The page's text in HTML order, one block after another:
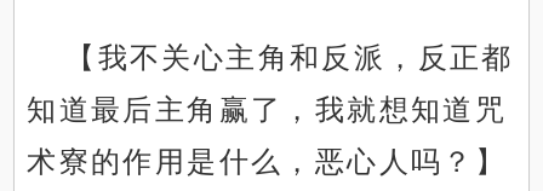
【我不关心主角和反派，反正都
知道最后主角赢了，我就想知道咒
术寮的作用是什么，恶心人吗？】